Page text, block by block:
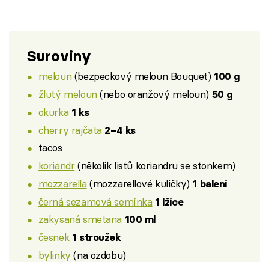
Suroviny
meloun(bezpeckový meloun Bouquet) 100 g
žlutý meloun(nebo oranžový meloun) 50 g
okurka 1 ks
cherry rajčata 2–4 ks
tacos
koriandr(několik listů koriandru se stonkem)
mozzarella(mozzarellové kuličky) 1 balení
černá sezamová semínka 1 lžíce
zakysaná smetana 100 ml
česnek 1 stroužek
bylinky (na ozdobu)